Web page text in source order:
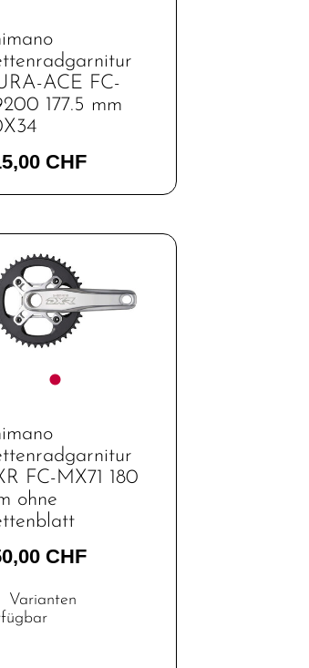
ACE FC-
177.5 mm
CHF
FC-MX71 180
ohne
CHF
Varianten